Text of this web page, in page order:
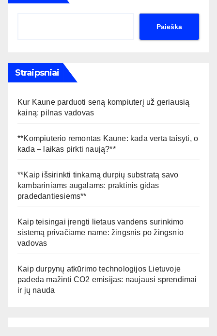
Paieška
Straipsniai
Kur Kaune parduoti seną kompiuterį už geriausią
kainą: pilnas vadovas
**Kompiuterio remontas Kaune: kada verta taisyti, o
kada – laikas pirkti naują?**
**Kaip išsirinkti tinkamą durpių substratą savo
kambariniams augalams: praktinis gidas
pradedantiesiems**
Kaip teisingai įrengti lietaus vandens surinkimo
sistemą privačiame name: žingsnis po žingsnio
vadovas
Kaip durpynų atkūrimo technologijos Lietuvoje
padeda mažinti CO2 emisijas: naujausi sprendimai
ir jų nauda